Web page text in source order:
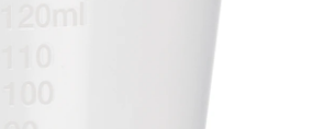
85 x 62
gradué(e),